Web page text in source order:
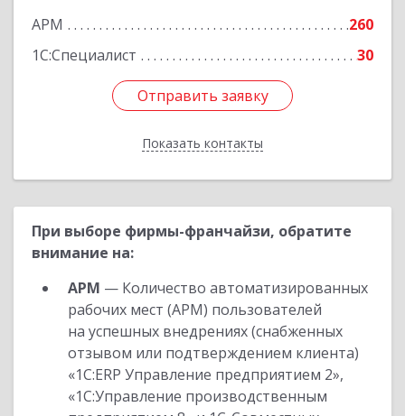
АРМ
260
1С:Специалист
30
Отправить заявку
Показать контакты
Отправить заявку
Назад
При выборе фирмы-франчайзи, обратите
внимание на:
АРМ — Количество автоматизированных
рабочих мест (АРМ) пользователей
на успешных внедрениях (снабженных
отзывом или подтверждением клиента)
«1С:ERP Управление предприятием 2»,
«1С:Управление производственным